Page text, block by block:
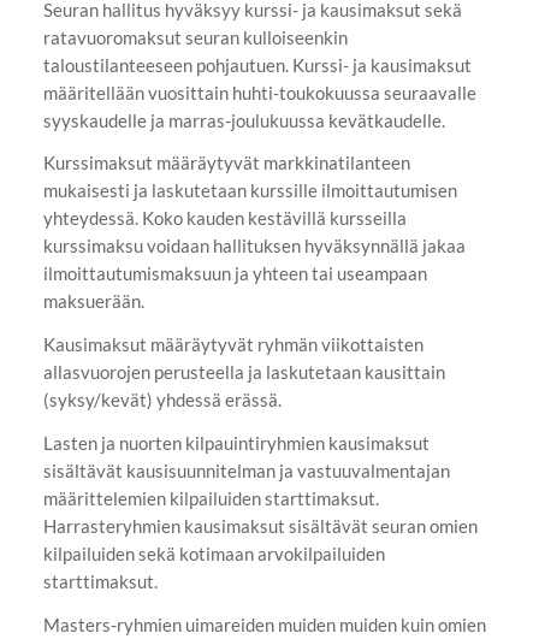
Seuran hallitus hyväksyy kurssi- ja kausimaksut sekä
ratavuoromaksut seuran kulloiseenkin
taloustilanteeseen pohjautuen. Kurssi- ja kausimaksut
määritellään vuosittain huhti-toukokuussa seuraavalle
syyskaudelle ja marras-joulukuussa kevätkaudelle.
Kurssimaksut määräytyvät markkinatilanteen
mukaisesti ja laskutetaan kurssille ilmoittautumisen
yhteydessä. Koko kauden kestävillä kursseilla
kurssimaksu voidaan hallituksen hyväksynnällä jakaa
ilmoittautumismaksuun ja yhteen tai useampaan
maksuerään.
Kausimaksut määräytyvät ryhmän viikottaisten
allasvuorojen perusteella ja laskutetaan kausittain
(syksy/kevät) yhdessä erässä.
Lasten ja nuorten kilpauintiryhmien kausimaksut
sisältävät kausisuunnitelman ja vastuuvalmentajan
määrittelemien kilpailuiden starttimaksut.
Harrasteryhmien kausimaksut sisältävät seuran omien
kilpailuiden sekä kotimaan arvokilpailuiden
starttimaksut.
Masters-ryhmien uimareiden muiden muiden kuin omien